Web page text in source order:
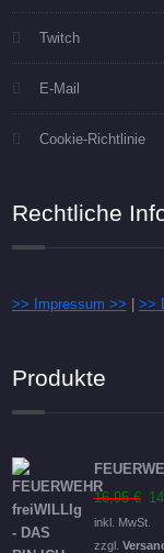
Twitch
E-Mail
Cookie-Richtlinie
Rechtliche
>> Impressum >> >>
Produkte
16,95€
inkl. MwSt.
zzgl.